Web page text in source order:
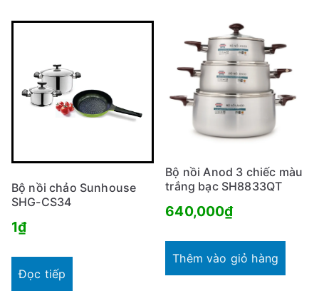
Bộ nồi chảo Sunhouse
SHG-CS34
1₫
Đọc tiếp
Bộ nồi Anod 3 chiếc màu
trắng bạc SH8833QT
640,000₫
Thêm vào giỏ hàng